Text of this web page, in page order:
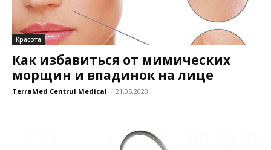
Красота
Как избавиться от мимических
морщин и впадинок на лице
TerraMed Centrul Medical - 21.05.2020